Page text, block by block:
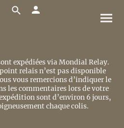
expédiées via Mondial Relay.
relais n’est pas disponible
vous remercions d’indiquer le
les commentaires lors de votre
sont d’environ 6 jours,
chaque colis.